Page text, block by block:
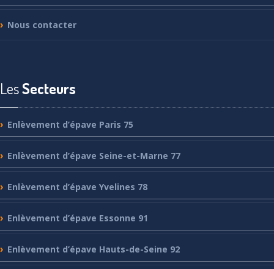
Nous contacter
LesSecteurs
Enlèvement d’épave Paris 75
Enlèvement d’épave Seine-et-Marne 77
Enlèvement d’épave Yvelines 78
Enlèvement d’épave Essonne 91
Enlèvement d’épave Hauts-de-Seine 92